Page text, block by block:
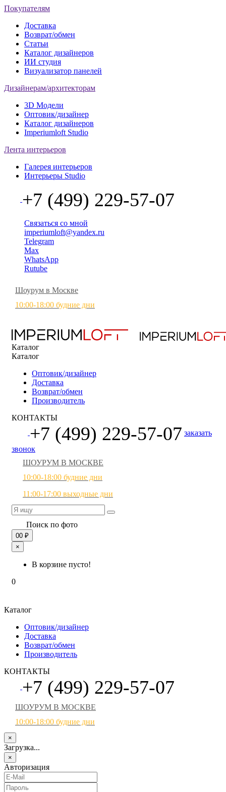
Покупателям
Доставка
Возврат/обмен
Статьи
Каталог дизайнеров
ИИ студия
Визуализатор панелей
Дизайнерам/архитекторам
3D Модели
Оптовик/дизайнер
Каталог дизайнеров
Imperiumloft Studio
Лента интерьеров
Галерея интерьеров
Интерьеры Studio
+7 (499) 229-57-07
Связаться со мной
imperiumloft@yandex.ru
Telegram
Max
WhatsApp
Rutube
Шоурум в Москве
10:00-18:00 будние дни
Каталог
Каталог
Оптовик/дизайнер
Доставка
Возврат/обмен
Производитель
КОНТАКТЫ
+7 (499) 229-57-07 заказать
звонок
ШОУРУМ В МОСКВЕ
10:00-18:00 будние дни
11:00-17:00 выходные дни
Поиск по фото
00 ₽
×
В корзине пусто!
0
Каталог
Оптовик/дизайнер
Доставка
Возврат/обмен
Производитель
КОНТАКТЫ
+7 (499) 229-57-07
ШОУРУМ В МОСКВЕ
10:00-18:00 будние дни
×
Загрузка...
×
Авторизация